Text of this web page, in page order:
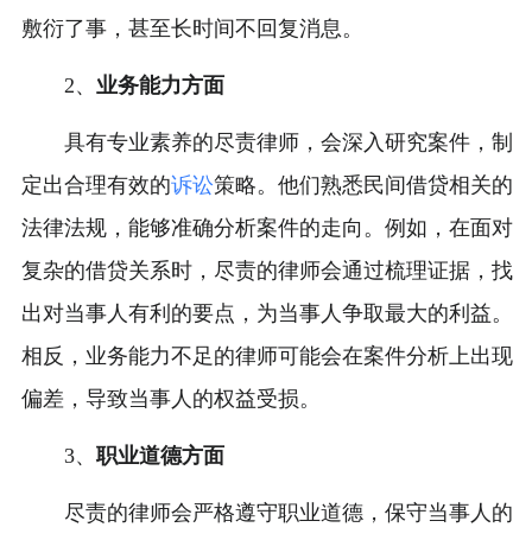
敷衍了事，甚至长时间不回复消息。
2、 业务能力方面
具有专业素养的尽责律师，会深入研究案件，制
定出合理有效的诉讼策略。他们熟悉民间借贷相关的
法律法规，能够准确分析案件的走向。例如，在面对
复杂的借贷关系时，尽责的律师会通过梳理证据，找
出对当事人有利的要点，为当事人争取最大的利益。
相反，业务能力不足的律师可能会在案件分析上出现
偏差，导致当事人的权益受损。
3、 职业道德方面
尽责的律师会严格遵守职业道德，保守当事人的